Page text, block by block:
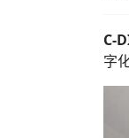
C-
字